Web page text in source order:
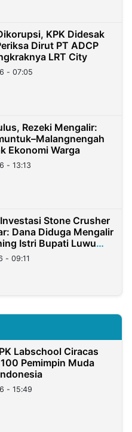
KPK Didesak
Dirut PT ADCP
LRT City
- 07:05
Rezeki Mengalir:
Ekonomi Warga
- 13:13
Stone Crusher
Dana Diduga Mengalir
Istri Bupati Luwu
- 09:11
Labschool Ciracas
Pemimpin Muda
- 15:49